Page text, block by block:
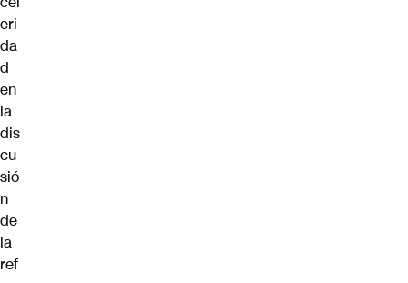
eri
da
d
en
la
dis
cu
sió
n
de
la
ref